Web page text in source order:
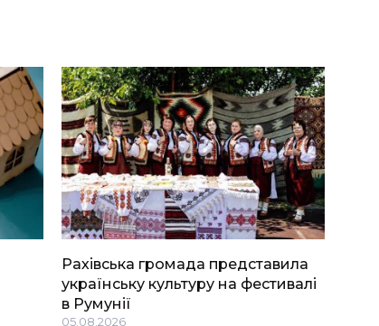
Рахівська громада представила
українську культуру на фестивалі
в Румунії
05.08.2026